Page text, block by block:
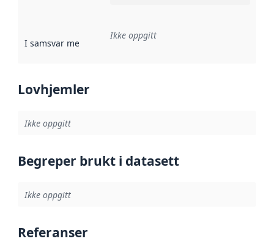
I samsvar med Referanse til en implementasjonsregel
Ikke oppgitt
Lovhjemler
Ikke oppgitt
Begreper brukt i datasett
Ikke oppgitt
Referanser